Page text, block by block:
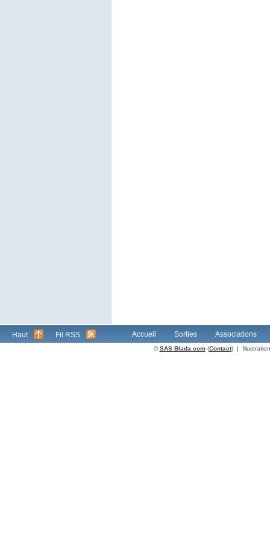
Haut Fil RSS Accueil Sorties Associations
©SAS Blada.com(Contact) |